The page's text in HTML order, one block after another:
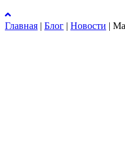
Главная | Блог | Новости |